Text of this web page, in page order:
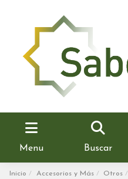
Menu Buscar
Inicio Accesorios y Más Otros